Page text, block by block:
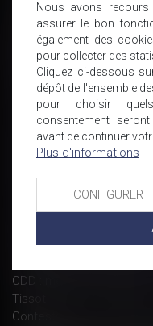
Contrôle du temps de
Éditions Francis Lefebvre
Salarié qui n’effectue
Éditions Tissot
Soldes : quelle
économiques et financiers
Le Parlement valide le
proches aidants de
Pratiques
précisions - Contrat et
Le télétravail, un
employeurs ?
Accident du travail, ou
L'Autorité de la
CDD : mentions
Tissot
Contestation d'une
Nous avons
assurer le bon
également des
pour collecter des
Cliquez ci-dessous
dépôt de l'ensemble
pour choisir
consentement
avant de continuer
Plus d'informations
CONFIGURER